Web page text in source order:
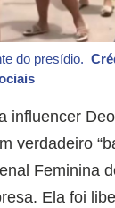
do presídio.
influencer
verdadeiro
Feminina
Ela foi